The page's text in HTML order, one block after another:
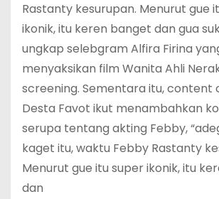
Rastanty kesurupan. Menurut gue
ikonik, itu keren banget dan gua
ungkap selebgram Alfira Firina
menyaksikan film Wanita Ahli
screening. Sementara itu, content
Desta Favot ikut menambahkan
serupa tentang akting Febby,
kaget itu, waktu Febby Rastanty
Menurut gue itu super ikonik, itu
dan